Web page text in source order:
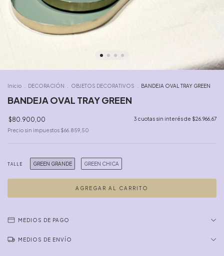
Inicio DECORACIÓN OBJETOS DECORATIVOS BANDEJA OVAL TRAY GREEN
BANDEJA OVAL TRAY GREEN
$80.900,00 3 cuotas sin interés de $26.966,67
Precio sin impuestos $66.859,50
TALLE GREEN GRANDE GREEN CHICA
MEDIOS DE PAGO
MEDIOS DE ENVÍO